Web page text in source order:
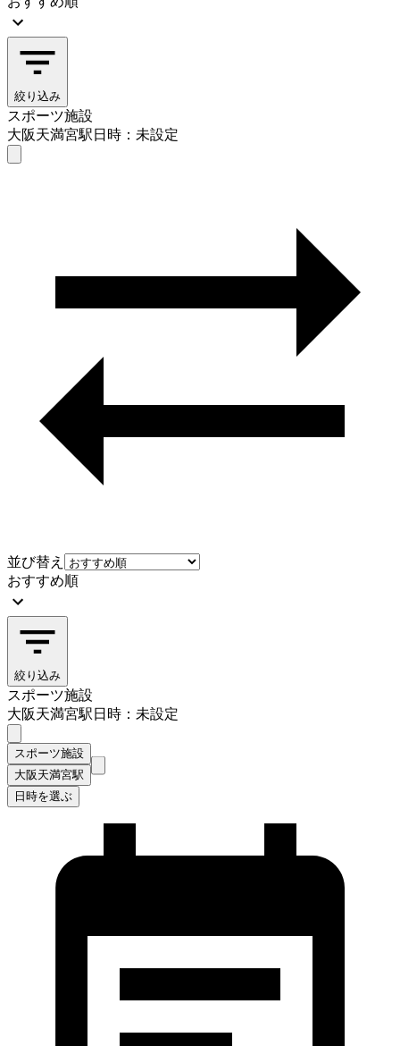
絞り込み
スポーツ施設
大阪天満宮駅日時：未設定
並び替え
おすすめ順
絞り込み
スポーツ施設
大阪天満宮駅日時：未設定
スポーツ施設
大阪天満宮駅
日時を選ぶ